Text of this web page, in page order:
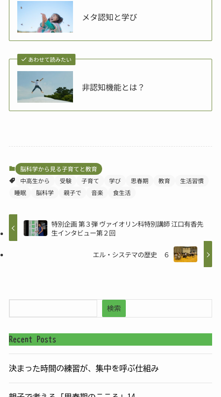
メタ認知と学び
あわせて読みたい
非認知機能とは？
脳科学から見る子育てと教育
中高生から
受験 子育て 学び 思春期 教育
生活習慣
睡眠
脳科学 親子で 音楽 食生活
特別企画 第３弾 ヴァイオリン科特別講師 江口有香先
生インタビュー第２回
エル・システマの歴史 ６
検索
Recent Posts
決まった時間の練習が、集中を呼ぶ仕組み